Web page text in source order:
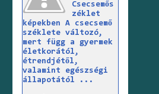
Csecsemős
zéklet
képekben A csecsemő
széklete változó,
mert függ a gyermek
életkorától,
étrendjétől,
valamint egészségi
állapotától ...